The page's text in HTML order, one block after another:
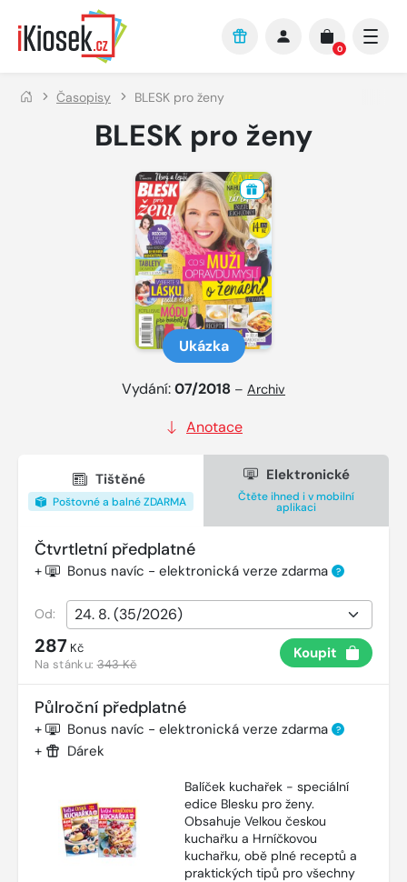
Přejít na hlavní obsah
0
Časopisy BLESK pro ženy
BLESK pro ženy
Ukázka
Vydání:07/2018 – Archiv
Anotace
Tištěné
Poštovné a balné ZDARMA
Elektronické
Čtěte ihned i v mobilní
aplikaci
Čtvrtletní předplatné
+ Bonus navíc - elektronická verze zdarma ?
Od:
287 Kč
Na stánku:343 Kč
Koupit
Půlroční předplatné
+ Bonus navíc - elektronická verze zdarma ?
+ Dárek
Balíček kuchařek - speciální
edice Blesku pro ženy.
Obsahuje Velkou českou
kuchařku a Hrníčkovou
kuchařku, obě plné receptů a
praktických tipů pro všechny